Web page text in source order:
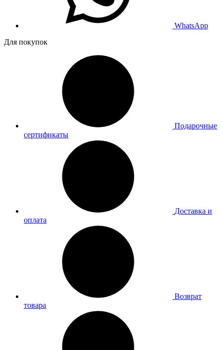
WhatsApp
Для покупок
Подарочные
сертификаты
Доставка и
оплата
Возврат
товара